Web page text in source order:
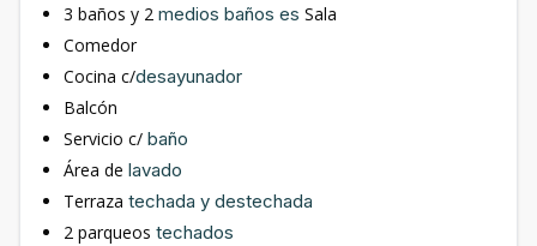
3 baños y 2 medios baños es Sala
Comedor
Cocina c/desayunador
Balcón
Servicio c/ baño
Área de lavado
Terraza techada y destechada
2 parqueos techados